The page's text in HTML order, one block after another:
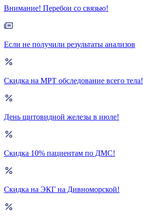
Внимание! Перебои со связью!
Если не получили результаты анализов
Скидка на МРТ обследование всего тела!
День щитовидной железы в июле!
Скидка 10% пациентам по ДМС!
Скидка на ЭКГ на Дивноморской!